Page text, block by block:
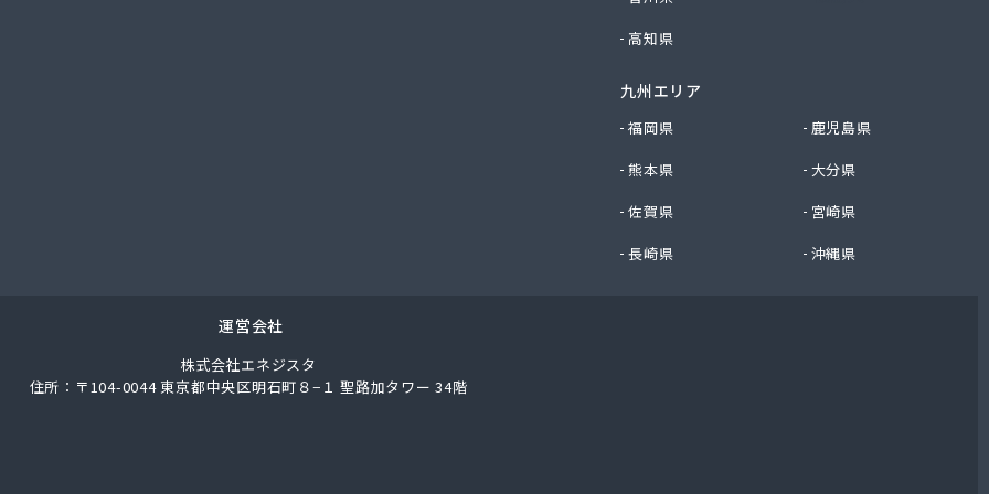
燃料株式会社 松山営業所
燃料株式会社 東温出張所
高知県
九州エリア
福岡県
鹿児島県
熊本県
大分県
佐賀県
宮崎県
長崎県
沖縄県
運営会社
株式会社エネジスタ
住所：〒104-0044 東京都中央区明石町８−１ 聖路加タワー 34階